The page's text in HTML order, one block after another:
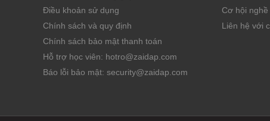
Điều khoản sử dụng
Chính sách và quy định
Chính sách bảo mật thanh toán
Hỗ trợ học viên: hotro@zaidap.com
Báo lỗi bảo mật: security@zaidap.com
Cơ hội nghề
Liên hệ với